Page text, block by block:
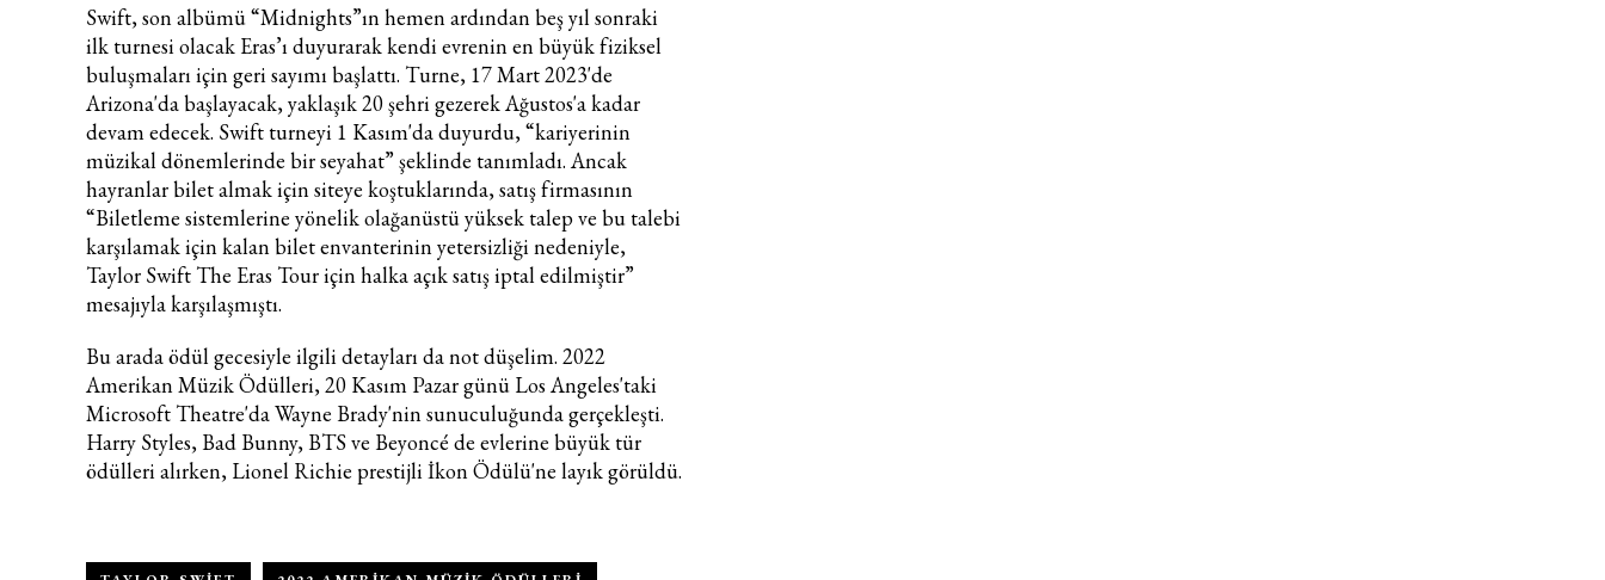
ürün ve hizmetlere ilişkin reklam, tanıtım, pazarlama ve
kutlama/ temenni amaçlı her türlü e-bülten/ ticari
elektronik ileti gönderiminin e-posta yoluyla tarafıma
yapılmasına onay ve bu kapsamda/ amaçla ad/ soyad
ve e-posta adresi verilerimin işlenmesine açık rıza
veriyorum.
Swift, son albümü “Midnights”ın hemen ardından beş yıl sonraki
ilk turnesi olacak Eras’ı duyurarak kendi evrenin en büyük fiziksel
buluşmaları için geri sayımı başlattı. Turne, 17 Mart 2023'de
Arizona'da başlayacak, yaklaşık 20 şehri gezerek Ağustos'a kadar
devam edecek. Swift turneyi 1 Kasım'da duyurdu, “kariyerinin
müzikal dönemlerinde bir seyahat” şeklinde tanımladı. Ancak
hayranlar bilet almak için siteye koştuklarında, satış firmasının
“Biletleme sistemlerine yönelik olağanüstü yüksek talep ve bu talebi
karşılamak için kalan bilet envanterinin yetersizliği nedeniyle,
Taylor Swift The Eras Tour için halka açık satış iptal edilmiştir”
mesajıyla karşılaşmıştı.
Bu arada ödül gecesiyle ilgili detayları da not düşelim. 2022
Amerikan Müzik Ödülleri, 20 Kasım Pazar günü Los Angeles'taki
Microsoft Theatre'da Wayne Brady'nin sunuculuğunda gerçekleşti.
Harry Styles, Bad Bunny, BTS ve Beyoncé de evlerine büyük tür
ödülleri alırken, Lionel Richie prestijli İkon Ödülü'ne layık görüldü.